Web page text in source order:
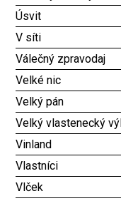
Úsvit
V síti
Válečný zpravodaj
Velké nic
Velký pán
Velký vlastenecký
Vinland
Vlastníci
Vlček